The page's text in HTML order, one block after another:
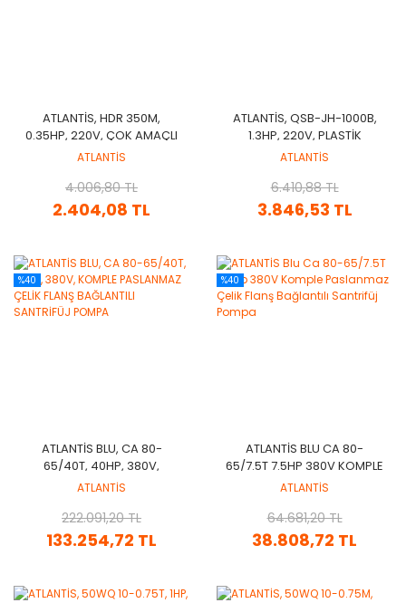
ATLANTİS, HDR 350M,
0.35HP, 220V, ÇOK AMAÇLI
DRENAJ DALGIÇ POMPA
ATLANTİS
2.404,08 TL
4.006,80 TL
ATLANTİS, QSB-JH-1000B,
1.3HP, 220V, PLASTİK
GÖVDELİ, TEMİZ SU, DRENAJ,
ATLANTİS
3.846,53 TL
6.410,88 TL
%40
ATLANTİS BLU, CA 80-
65/40T, 40HP, 380V,
KOMPLE PASLANMAZ ÇELİK
SANTRİFÜJ POMPA
ATLANTİS
133.254,72 TL
222.091,20 TL
%40
ATLANTİS BLU CA 80-
65/7.5T 7.5HP 380V KOMPLE
PASLANMAZ ÇELIK FLANŞ
POMPA
ATLANTİS
38.808,72 TL
64.681,20 TL